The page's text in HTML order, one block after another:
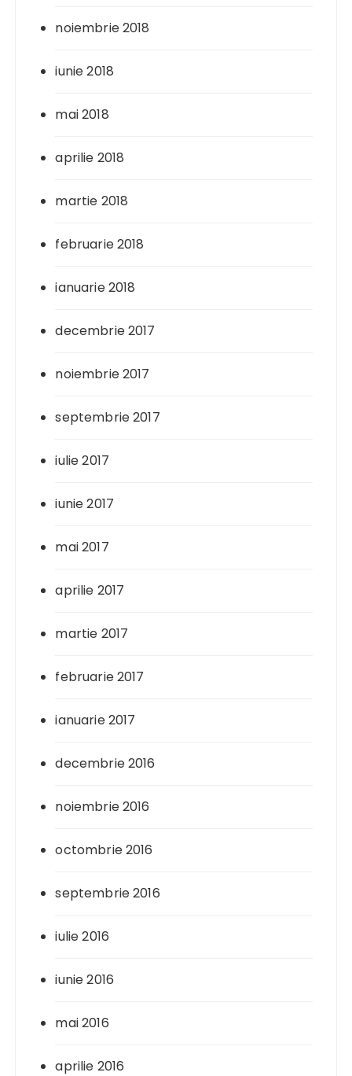
noiembrie 2018
iunie 2018
mai 2018
aprilie 2018
martie 2018
februarie 2018
ianuarie 2018
decembrie 2017
noiembrie 2017
septembrie 2017
iulie 2017
iunie 2017
mai 2017
aprilie 2017
martie 2017
februarie 2017
ianuarie 2017
decembrie 2016
noiembrie 2016
octombrie 2016
septembrie 2016
iulie 2016
iunie 2016
mai 2016
aprilie 2016